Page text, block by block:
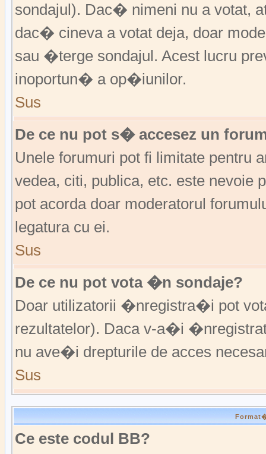
sondajul). Dac� nimeni nu a
dac� cineva a votat deja, doar
sau �terge sondajul. Acest lucru
inoportun� a op�iunilor.
Sus
De ce nu pot s� accesez un
Unele forumuri pot fi limitate pentru
vedea, citi, publica, etc. este
pot acorda doar moderatorul
legatura cu ei.
Sus
De ce nu pot vota �n sondaje?
Doar utilizatorii �nregistra�i pot
rezultatelor). Daca v-a�i
nu ave�i drepturile de acces
Sus
Ce este codul BB?